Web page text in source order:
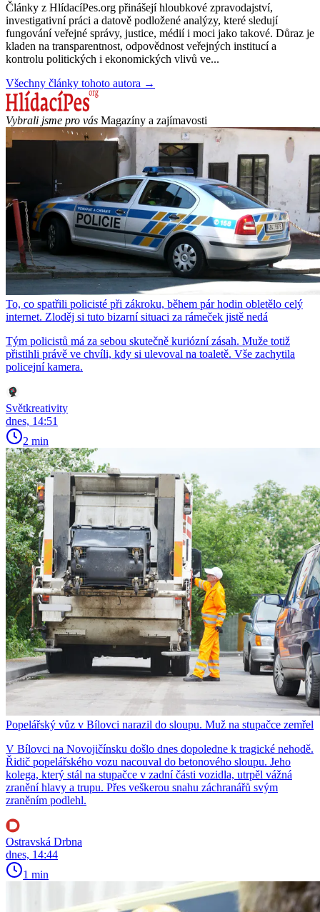
Články z HlídacíPes.org přinášejí hloubkové zpravodajství,
investigativní práci a datově podložené analýzy, které sledují
fungování veřejné správy, justice, médií i moci jako takové. Důraz je
kladen na transparentnost, odpovědnost veřejných institucí a
kontrolu politických i ekonomických vlivů ve...
Všechny články tohoto autora →
Vybrali jsme pro vás Magazíny a zajímavosti
To, co spatřili policisté při zákroku, během pár hodin obletělo celý
internet. Zloděj si tuto bizarní situaci za rámeček jistě nedá
Tým policistů má za sebou skutečně kuriózní zásah. Muže totiž
přistihli právě ve chvíli, kdy si ulevoval na toaletě. Vše zachytila
policejní kamera.
Světkreativity
dnes, 14:51
2 min
Popelářský vůz v Bílovci narazil do sloupu. Muž na stupačce zemřel
V Bílovci na Novojičínsku došlo dnes dopoledne k tragické nehodě.
Řidič popelářského vozu nacouval do betonového sloupu. Jeho
kolega, který stál na stupačce v zadní části vozidla, utrpěl vážná
zranění hlavy a trupu. Přes veškerou snahu záchranářů svým
zraněním podlehl.
Ostravská Drbna
dnes, 14:44
1 min